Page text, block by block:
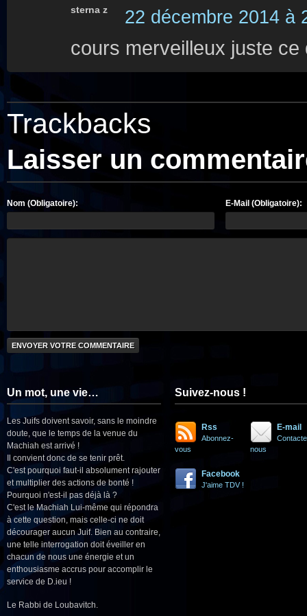
sterna z 22 décembre 2014 à
cours merveilleux juste
Trackbacks
Laisser un
Nom (Obligatoire): E-Mail (Obligatoire):
Un mot, une vie…
Les Juifs doivent savoir, sans le moindre
doute, que le temps de la venue du
Machiah est arrivé !
Il convient donc de se tenir prêt.
C'est pourquoi faut-il absolument rajouter
et multiplier des actions de bonté !
Pourquoi n'est-il pas déjà là ?
C'est le Machiah Lui-même qui répondra
à cette question, mais celle-ci ne doit
décourager aucun Juif. Bien au contraire,
une telle interrogation doit éveiller en
chacun de nous une énergie et un
enthousiasme accrus pour accomplir le
service de D.ieu !
Le Rabbi de Loubavitch.
Suivez-nous !
Rss
Abonnez-
vous
E-mail
nous
Facebook
J'aime TDV !